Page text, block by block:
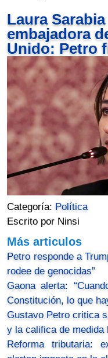
Laura
embajadora
Unido: Petro
Categoría: Política
Escrito por Ninsi
Más articulos
Petro responde a
rodee de genocidas”
Gaona alerta:
Constitución, lo que
Gustavo Petro critica
y la califica de medida
Reforma tributaria: